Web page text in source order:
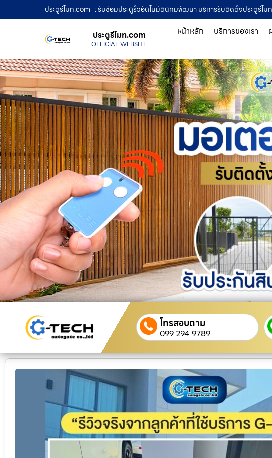
ประตูรีโมท.com : รับซ่อมประตูรั้วอัตโนมัตินิคมพัฒนา บริการรับติดตั้งประตูรีโม
ประตูรีโมท.com
OFFICIAL WEBSITE
หน้าหลัก บริการของเรา
โทรสอบถาม
099 294 9789